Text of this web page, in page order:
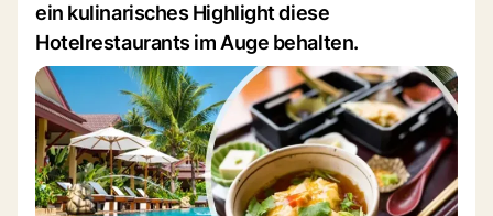
ein kulinarisches Highlight diese
Hotelrestaurants im Auge behalten.